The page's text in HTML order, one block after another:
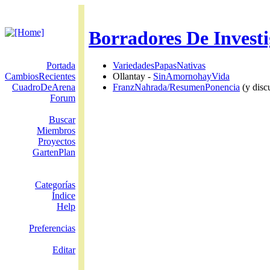
Borradores De
Portada
CambiosRecientes
CuadroDeArena
Forum
Buscar
Miembros
Proyectos
GartenPlan
Categorías
Índice
Help
Preferencias
Editar
VariedadesPapasNativas
Ollantay - SinAmornohayVida
FranzNahrada/ResumenPonencia (y